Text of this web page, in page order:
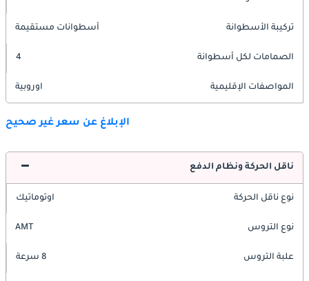
تركيبة الأسطوانة أسطوانات مستقيمة
الصمامات لكل أسطوانة 4
المواصفات الإقليمية اوروبية
الإبلاغ عن سعر غير صحيح
ناقل الحركة ونظام الدفع
نوع ناقل الحركة اوتوماتيك
نوع التروس AMT
علبة التروس 8 سرعة